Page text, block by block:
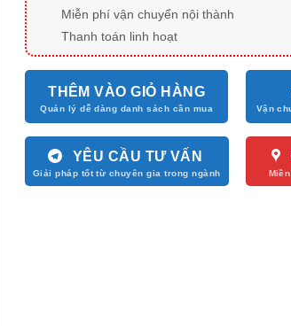
Miễn phí vận chuyển nội thành
Thanh toán linh hoạt
THÊM VÀO GIỎ HÀNG
YÊU CẦU TƯ VẤN